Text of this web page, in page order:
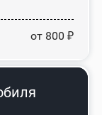
от 800 ₽